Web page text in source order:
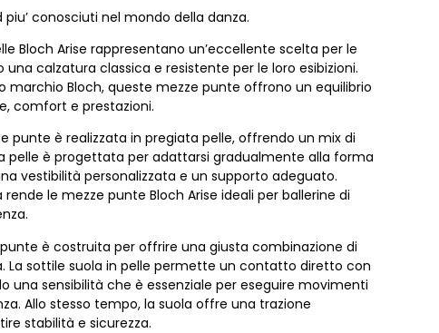
piu’ conosciuti nel mondo della danza.
Bloch Arise rappresentano un’eccellente scelta per le
calzatura classica e resistente per le loro esibizioni.
marchio Bloch, queste mezze punte offrono un equilibrio
comfort e prestazioni.
punte è realizzata in pregiata pelle, offrendo un mix di
pelle è progettata per adattarsi gradualmente alla forma
vestibilità personalizzata e un supporto adeguato.
le mezze punte Bloch Arise ideali per ballerine di
è costruita per offrire una giusta combinazione di
La sottile suola in pelle permette un contatto diretto con
una sensibilità che è essenziale per eseguire movimenti
Allo stesso tempo, la suola offre una trazione
stabilità e sicurezza.